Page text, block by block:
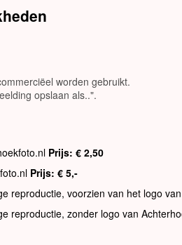
worden gebruikt.
opslaan als..".
Prijs: € 2,50
Prijs: € 5,-
reproductie, voorzien van het logo
reproductie, zonder logo van